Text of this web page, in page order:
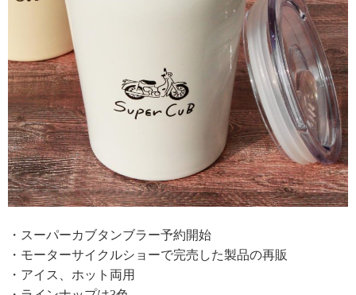
・スーパーカブタンブラー予約開始
・モーターサイクルショーで完売した製品の再販
・アイス、ホット両用